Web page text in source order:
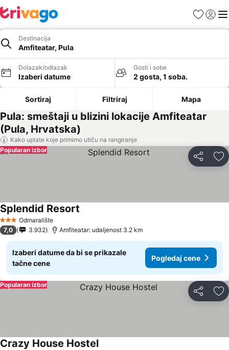
FavoritiPrijavi
Destinacija
Amfiteatar, Pula
Dolazak/odlazak
Izaberi datume
Gosti i sobe
2 gosta, 1 soba.
Sortiraj Filtriraj Mapa
Pula: smeštaji u blizini lokacije Amfiteatar
(Pula, Hrvatska)
Kako uplate koje primimo utiču na rangiranje
Deli
Popularan izbor
3 ZvezdiceOdmaralište
Splendid Resort
7,0 3.932 Amfiteatar: udaljenost 3.2 km
Izaberi datume da bi se prikazale
tačne cene
Pogledaj cene
Deli
Popularan izbor
Crazy House Hostel